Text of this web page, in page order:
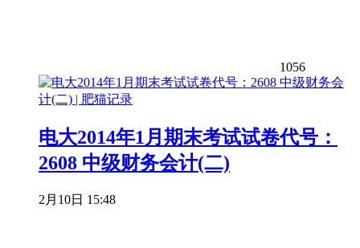
1056
电大2014年1月期末考试试卷代号：
2608 中级财务会计(二)
2月10日 15:48